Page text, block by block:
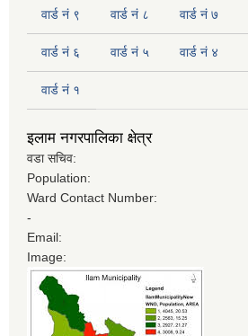
वार्ड नं ९ वार्ड नं ८ वार्ड नं ७
वार्ड नं ६ वार्ड नं ५ वार्ड नं ४
वार्ड नं १
इलाम नगरपालिका क्षेत्र
वडा सचिव:
Population:
Ward Contact Number:
-
Email:
Image: